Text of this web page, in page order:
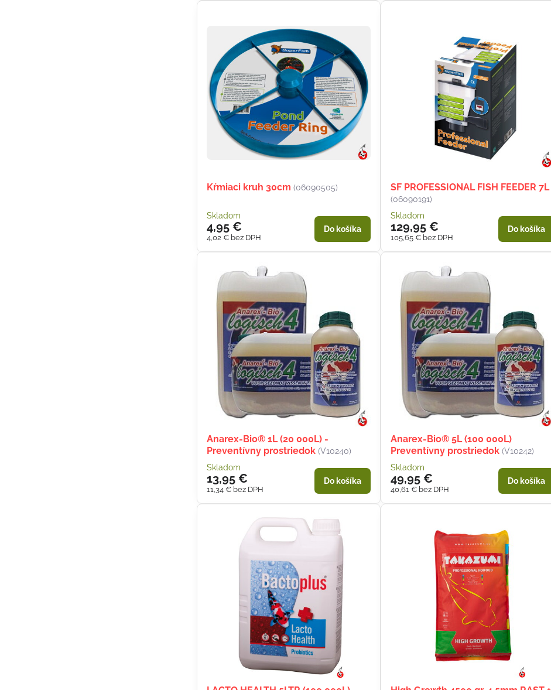
Kŕmiaci kruh 30cm (06090505)
Skladom
4,95 €
4,02 € bez DPH
Do košíka
SF PROFESSIONAL FISH FEEDER 7L
(06090191)
Skladom
129,95 €
105,65 € bez DPH
Do košíka
Anarex-Bio® 1L (20 000L) -
Preventívny prostriedok (V10240)
Skladom
13,95 €
11,34 € bez DPH
Do košíka
Anarex-Bio® 5L (100 000L)
Preventívny prostriedok (V10242)
Skladom
49,95 €
40,61 € bez DPH
Do košíka